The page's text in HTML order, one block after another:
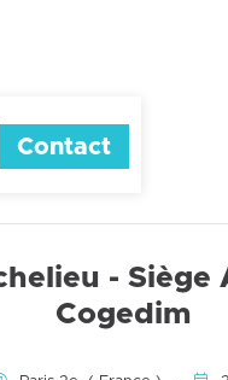
Contact
- Siège
Cogedim